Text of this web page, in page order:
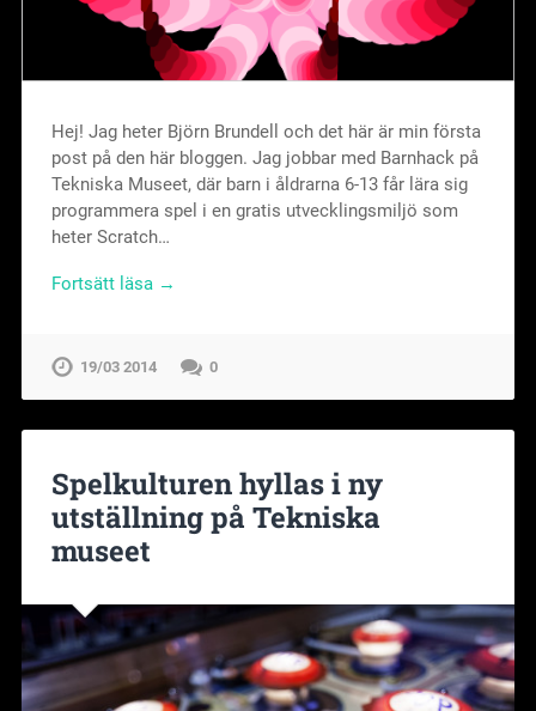
Hej! Jag heter Björn Brundell och det här är min första
post på den här bloggen. Jag jobbar med Barnhack på
Tekniska Museet, där barn i åldrarna 6-13 får lära sig
programmera spel i en gratis utvecklingsmiljö som
heter Scratch…
Fortsätt läsa →
19/03 2014 0
Spelkulturen hyllas i ny
utställning på Tekniska
museet